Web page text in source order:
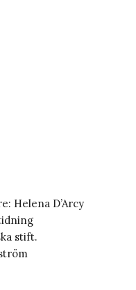
Helena D’Arcy
stift.